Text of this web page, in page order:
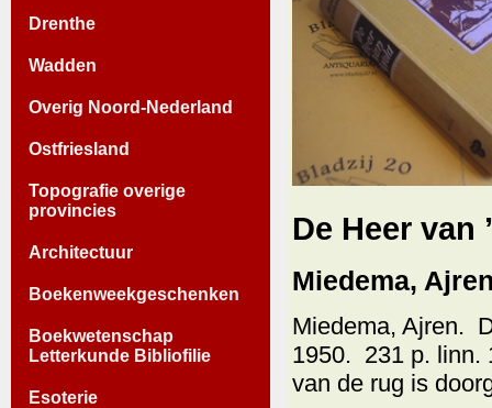
Drenthe
Wadden
Overig Noord-Nederland
Ostfriesland
Topografie overige
provincies
Architectuur
Boekenweekgeschenken
Boekwetenschap
Letterkunde Bibliofilie
Esoterie
De Heer van
Miedema,
Miedema, Ajren.
1950. 231 p. linn.
van de rug is